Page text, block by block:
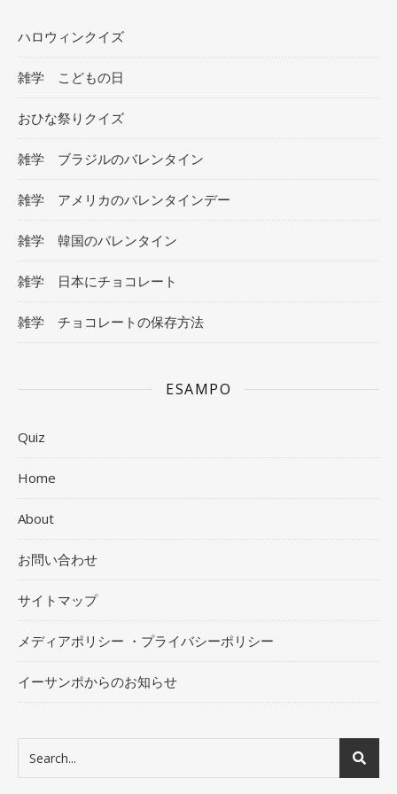
ハロウィンクイズ
雑学 こどもの日
おひな祭りクイズ
雑学 ブラジルのバレンタイン
雑学 アメリカのバレンタインデー
雑学 韓国のバレンタイン
雑学 日本にチョコレート
雑学 チョコレートの保存方法
ESAMPO
Quiz
Home
About
お問い合わせ
サイトマップ
メディアポリシー ・プライバシーポリシー
イーサンポからのお知らせ